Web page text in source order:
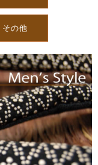
その他